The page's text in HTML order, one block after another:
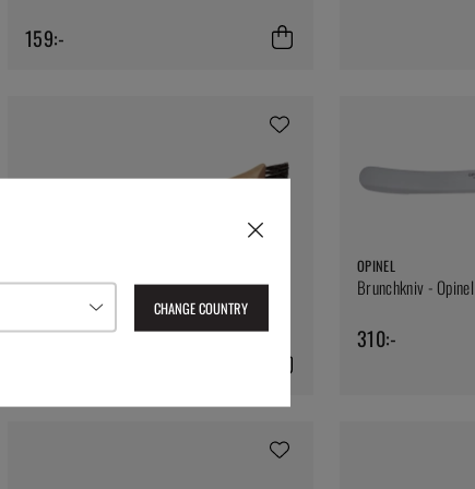
159:-
OPINEL
Svampkniv med borste - Opinel
OPINEL
Brunchkniv - Opinel
310:-
CHANGE COUNTRY